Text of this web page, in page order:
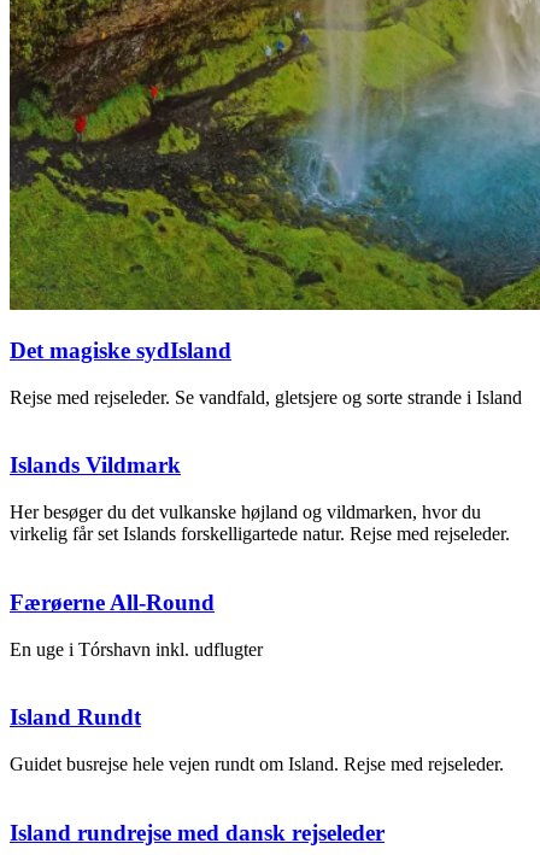
Det magiske sydIsland
Rejse med rejseleder. Se vandfald, gletsjere og sorte strande i Island
Islands Vildmark
Her besøger du det vulkanske højland og vildmarken, hvor du
virkelig får set Islands forskelligartede natur. Rejse med rejseleder.
Færøerne All-Round
En uge i Tórshavn inkl. udflugter
Island Rundt
Guidet busrejse hele vejen rundt om Island. Rejse med rejseleder.
Island rundrejse med dansk rejseleder